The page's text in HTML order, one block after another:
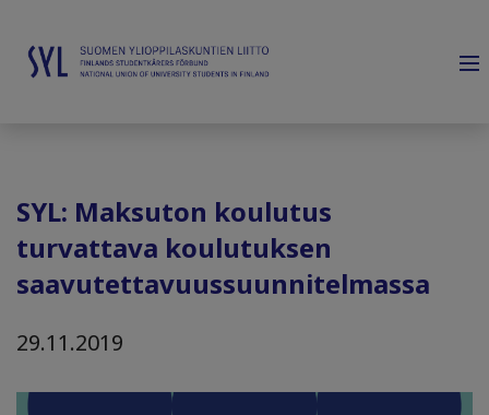
SYL: Maksuton koulutus
turvattava koulutuksen
saavutettavuussuunnitelmassa
29.11.2019